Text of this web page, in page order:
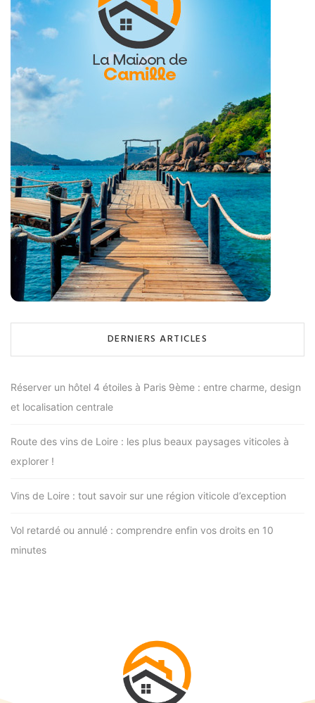
DERNIERS ARTICLES
Réserver un hôtel 4 étoiles à Paris 9ème : entre charme, design
et localisation centrale
Route des vins de Loire : les plus beaux paysages viticoles à
explorer !
Vins de Loire : tout savoir sur une région viticole d’exception
Vol retardé ou annulé : comprendre enfin vos droits en 10
minutes